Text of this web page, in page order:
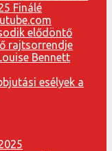
Finálé
elődöntő
rajtsorrendje
esélyek a